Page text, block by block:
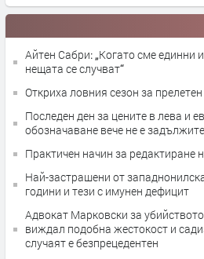
Айтен Сабри: „Когато сме единни
нещата се случват“
Откриха ловния сезон за
Последен ден за цените в лева и
обозначаване вече не е
Практичен начин за редактиране
Най-застрашени от
години и тези с имунен дефицит
Адвокат Марковски за
виждал подобна жестокост и
случаят е безпрецедентен